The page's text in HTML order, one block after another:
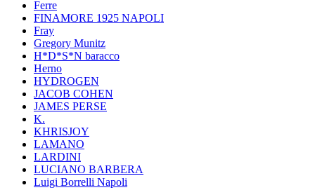
Ferre
FINAMORE 1925 NAPOLI
Fray
Gregory Munitz
H*D*S*N baracco
Herno
HYDROGEN
JACOB COHEN
JAMES PERSE
K.
KHRISJOY
LAMANO
LARDINI
LUCIANO BARBERA
Luigi Borrelli Napoli